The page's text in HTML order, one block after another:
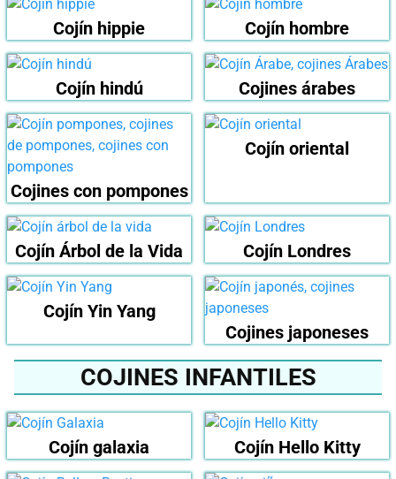
Cojín hippie Cojín hombre
Cojín hindú Cojines árabes
Cojines con pompones
Cojín oriental
Cojín Árbol de la Vida Cojín Londres
Cojín Yin Yang
Cojines japoneses
COJINES INFANTILES
Cojín galaxia Cojín Hello Kitty